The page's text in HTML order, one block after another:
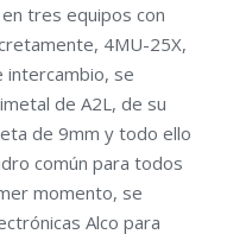
tres equipos con
4MU-25X,
intercambio, se
de A2L, de su
de 9mm y todo ello
común para todos
momento, se
Alco para